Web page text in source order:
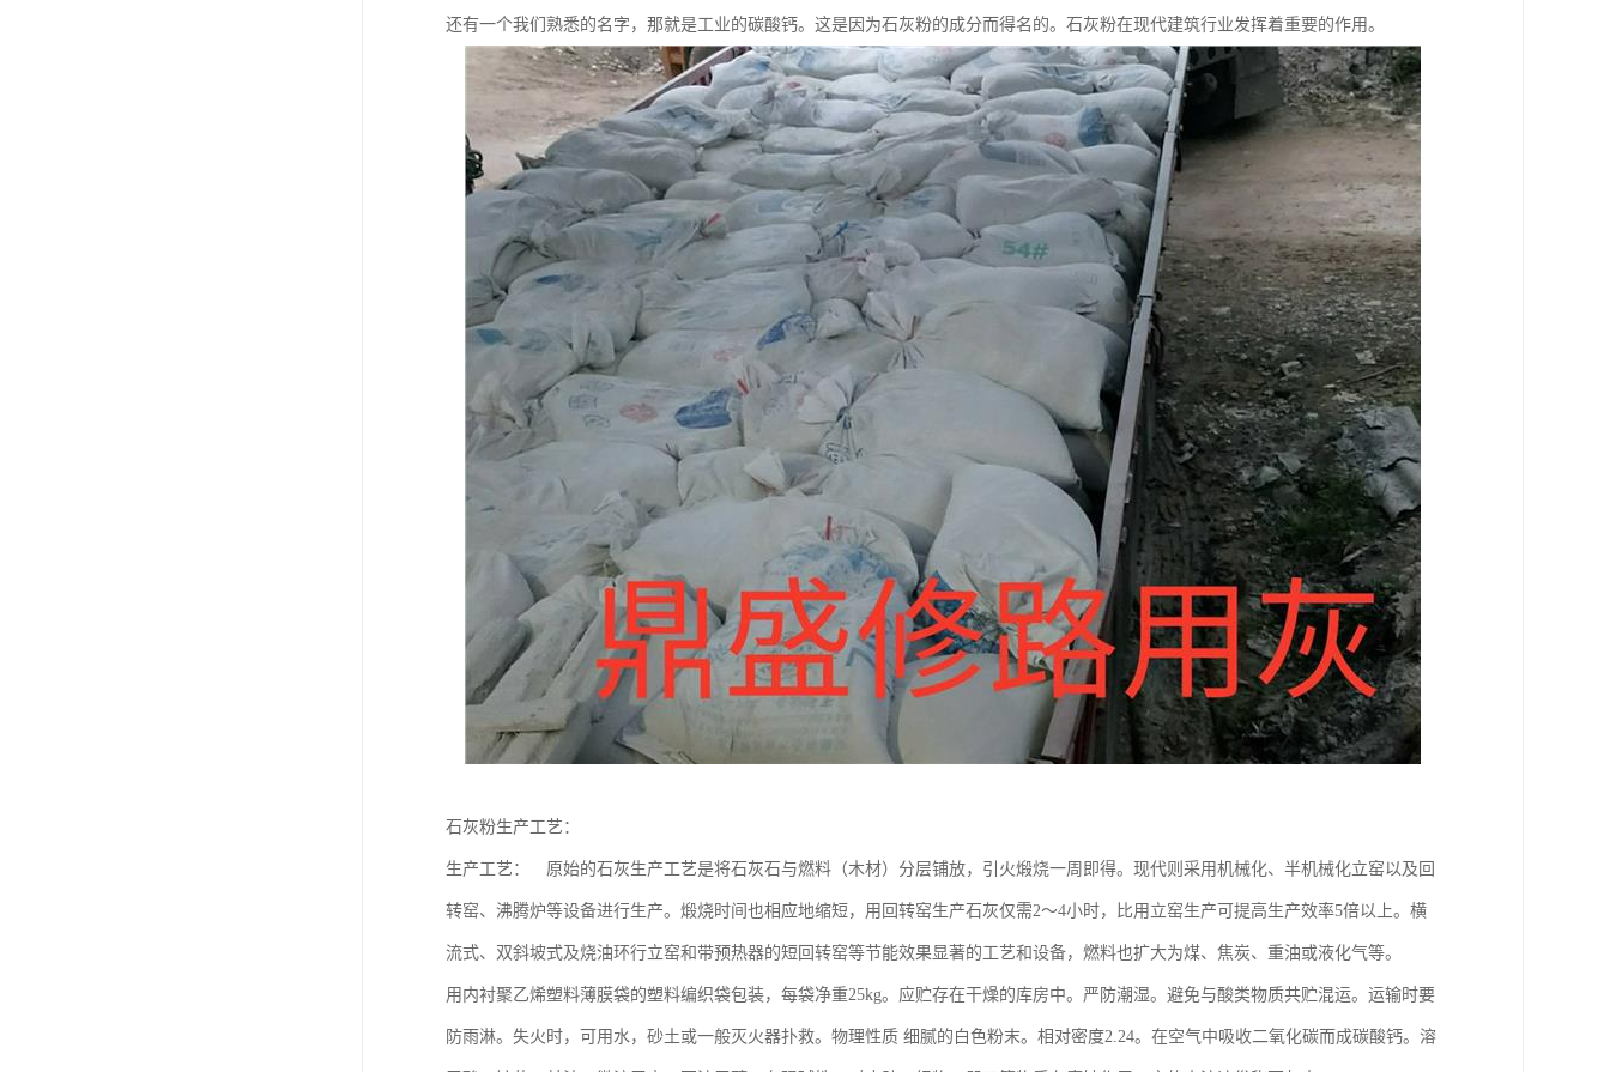
还有一个我们熟悉的名字，那就是工业的碳酸钙。这是因为石灰粉的成分而得名的。石灰粉在现代建筑行业发挥着重要的作用。
石灰粉生产工艺：
生产工艺： 原始的石灰生产工艺是将石灰石与燃料（木材）分层铺放，引火煅烧一周即得。现代则采用机械化、半机械化立窑以及回
转窑、沸腾炉等设备进行生产。煅烧时间也相应地缩短，用回转窑生产石灰仅需2～4小时，比用立窑生产可提高生产效率5倍以上。横
流式、双斜坡式及烧油环行立窑和带预热器的短回转窑等节能效果显著的工艺和设备，燃料也扩大为煤、焦炭、重油或液化气等。
用内衬聚乙烯塑料薄膜袋的塑料编织袋包装，每袋净重25kg。应贮存在干燥的库房中。严防潮湿。避免与酸类物质共贮混运。运输时要
防雨淋。失火时，可用水，砂土或一般灭火器扑救。物理性质 细腻的白色粉末。相对密度2.24。在空气中吸收二氧化碳而成碳酸钙。溶